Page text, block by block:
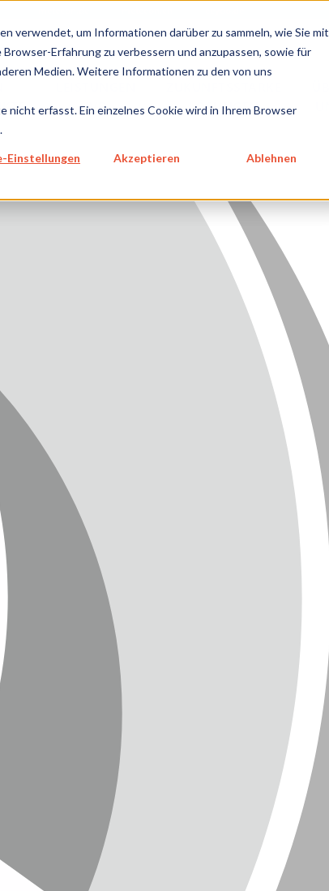
verwendet, um Informationen darüber zu sammeln, wie Sie mit
Erfahrung zu verbessern und anzupassen, sowie für
Medien. Weitere Informationen zu den von uns
erfasst. Ein einzelnes Cookie wird in Ihrem Browser
Einstellungen Akzeptieren Ablehnen
IVD
LÖSUNGEN
LÖSUNGEN
ENGLISH